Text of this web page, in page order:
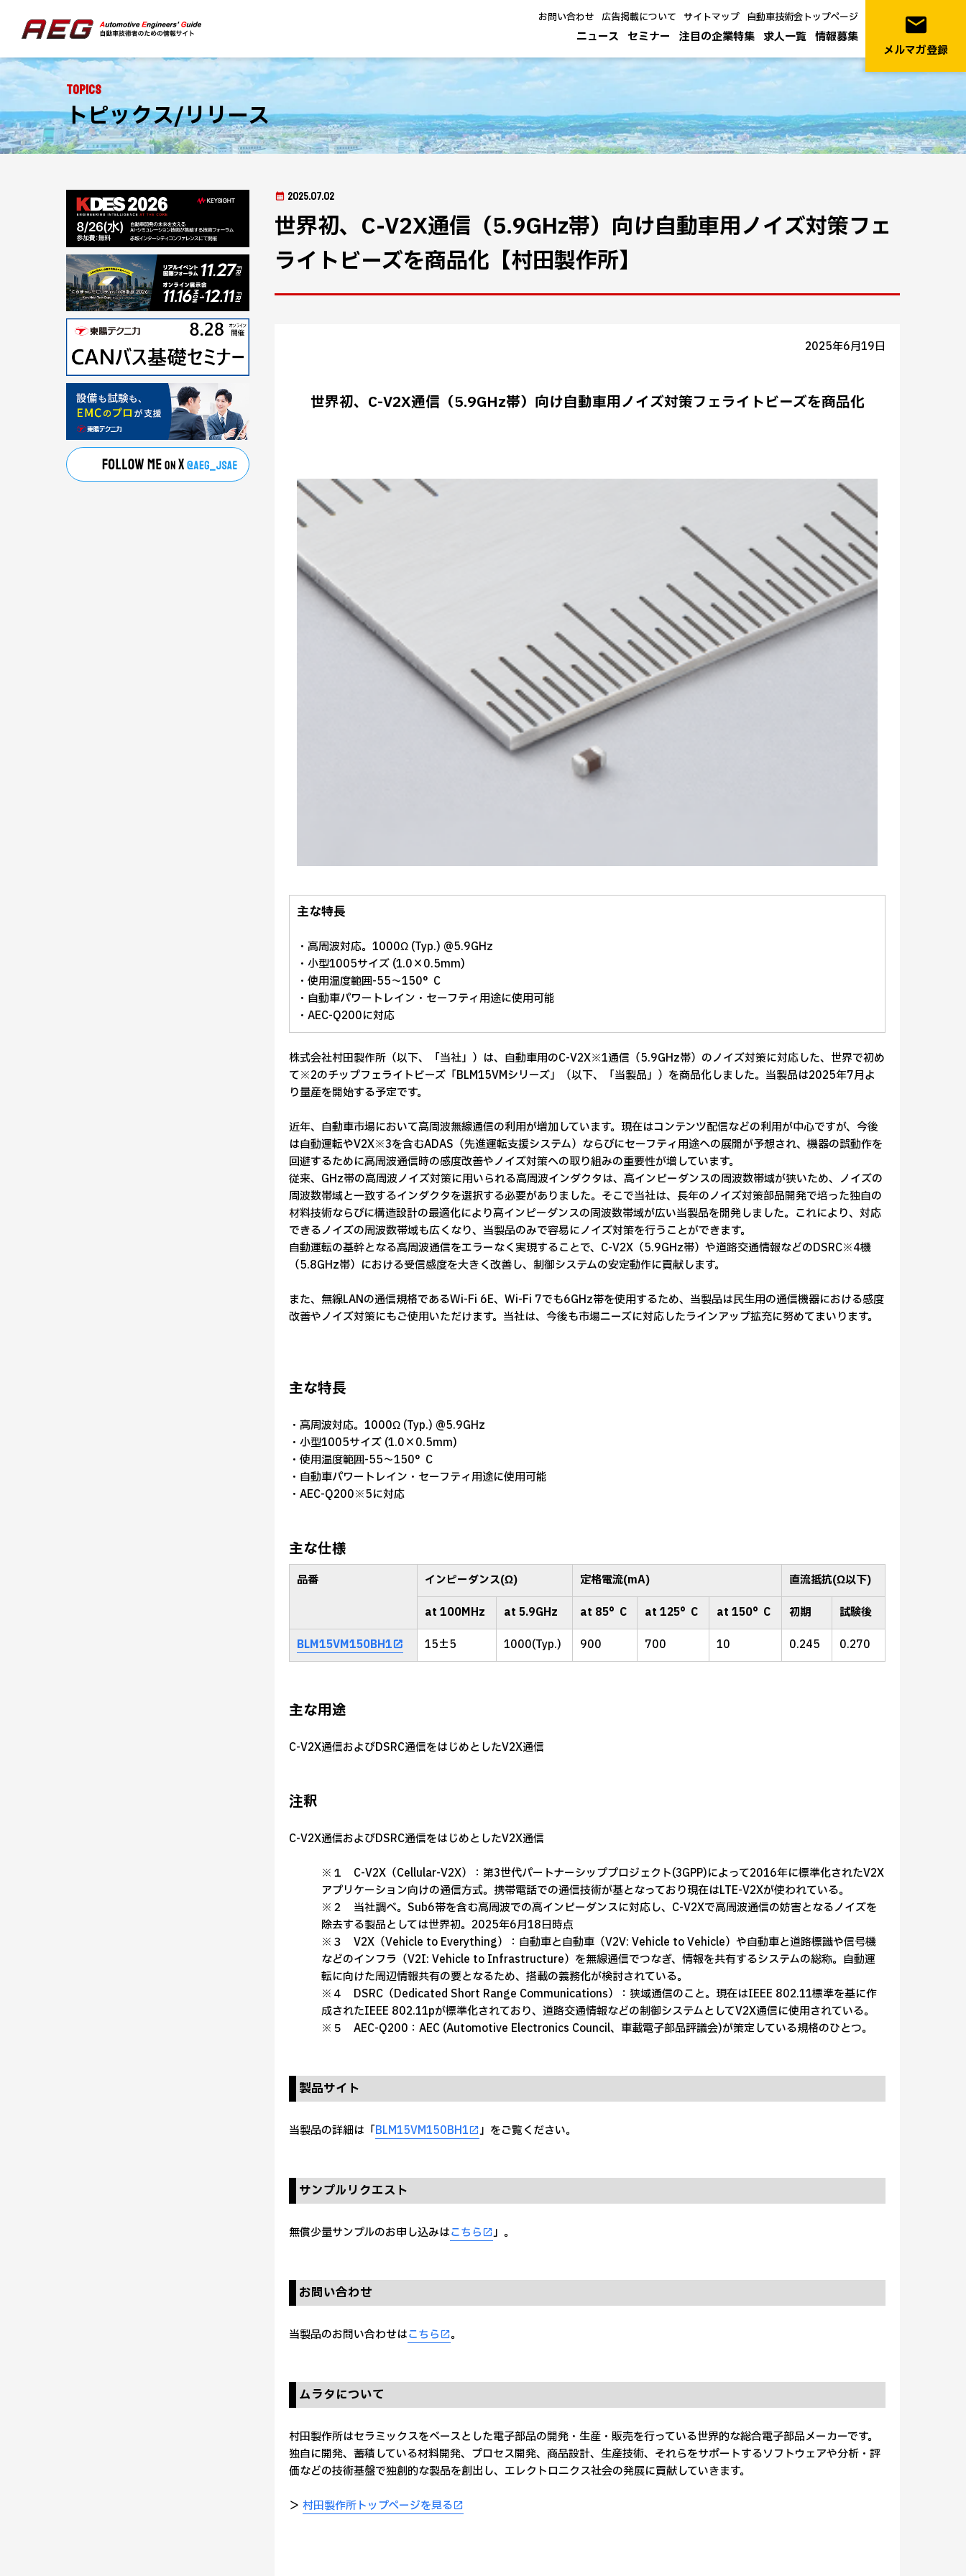
ニュース セミナー 注目の企業特集 求人一覧 情報募集
お問い合わせ 広告掲載について サイトマップ 自動車技術会トップページ email
メルマガ登録
Topics
トピックス/リリース
2025.07.02
世界初、C-V2X通信（5.9GHz帯）向け自動車用ノイズ対策フェ
ライトビーズを商品化【村田製作所】
2025年6月19日
世界初、C-V2X通信（5.9GHz帯）向け自動車用ノイズ対策フェライトビーズを商品化
主な特長
・高周波対応。1000Ω (Typ.) @5.9GHz
・小型1005サイズ (1.0×0.5mm)
・使用温度範囲-55～150°C
・自動車パワートレイン・セーフティ用途に使用可能
・AEC-Q200に対応
株式会社村田製作所（以下、「当社」）は、自動車用のC-V2X※1通信（5.9GHz帯）のノイズ対策に対応した、世界で初め
て※2のチップフェライトビーズ「BLM15VMシリーズ」（以下、「当製品」）を商品化しました。当製品は2025年7月よ
り量産を開始する予定です。
近年、自動車市場において高周波無線通信の利用が増加しています。現在はコンテンツ配信などの利用が中心ですが、今後
は自動運転やV2X※3を含むADAS（先進運転支援システム）ならびにセーフティ用途への展開が予想され、機器の誤動作を
回避するために高周波通信時の感度改善やノイズ対策への取り組みの重要性が増しています。
従来、GHz帯の高周波ノイズ対策に用いられる高周波インダクタは、高インピーダンスの周波数帯域が狭いため、ノイズの
周波数帯域と一致するインダクタを選択する必要がありました。そこで当社は、長年のノイズ対策部品開発で培った独自の
材料技術ならびに構造設計の最適化により高インピーダンスの周波数帯域が広い当製品を開発しました。これにより、対応
できるノイズの周波数帯域も広くなり、当製品のみで容易にノイズ対策を行うことができます。
自動運転の基幹となる高周波通信をエラーなく実現することで、C-V2X（5.9GHz帯）や道路交通情報などのDSRC※4機
（5.8GHz帯）における受信感度を大きく改善し、制御システムの安定動作に貢献します。
また、無線LANの通信規格であるWi-Fi 6E、Wi-Fi 7でも6GHz帯を使用するため、当製品は民生用の通信機器における感度
改善やノイズ対策にもご使用いただけます。当社は、今後も市場ニーズに対応したラインアップ拡充に努めてまいります。
主な特長
・高周波対応。1000Ω (Typ.) @5.9GHz
・小型1005サイズ (1.0×0.5mm)
・使用温度範囲-55～150°C
・自動車パワートレイン・セーフティ用途に使用可能
・AEC-Q200※5に対応
主な仕様
品番 インピーダンス(Ω) 定格電流(mA)
直流抵抗(Ω以下)
at 100MHz
at 5.9GHz at 85°C at 125°C at 150°C 初期
試験後
BLM15VM150BH1
15±5 1000(Typ.) 900 700 10 0.245 0.270
主な用途
C-V2X通信およびDSRC通信をはじめとしたV2X通信
注釈
C-V2X通信およびDSRC通信をはじめとしたV2X通信
※１ C-V2X（Cellular-V2X）：第3世代パートナーシッププロジェクト(3GPP)によって2016年に標準化されたV2X
アプリケーション向けの通信方式。携帯電話での通信技術が基となっており現在はLTE-V2Xが使われている。
※２ 当社調べ。Sub6帯を含む高周波での高インピーダンスに対応し、C-V2Xで高周波通信の妨害となるノイズを
除去する製品としては世界初。2025年6月18日時点
※３ V2X（Vehicle to Everything）：自動車と自動車（V2V: Vehicle to Vehicle）や自動車と道路標識や信号機
などのインフラ（V2I: Vehicle to Infrastructure）を無線通信でつなぎ、情報を共有するシステムの総称。自動運
転に向けた周辺情報共有の要となるため、搭載の義務化が検討されている。
※４ DSRC（Dedicated Short Range Communications）：狭域通信のこと。現在はIEEE 802.11標準を基に作
成されたIEEE 802.11pが標準化されており、道路交通情報などの制御システムとしてV2X通信に使用されている。
※５ AEC-Q200：AEC (Automotive Electronics Council、車載電子部品評議会)が策定している規格のひとつ。
製品サイト
当製品の詳細は「BLM15VM150BH1 」をご覧ください。
サンプルリクエスト
無償少量サンプルのお申し込みはこちら 」。
お問い合わせ
当製品のお問い合わせはこちら 。
ムラタについて
村田製作所はセラミックスをベースとした電子部品の開発・生産・販売を行っている世界的な総合電子部品メーカーです。
独自に開発、蓄積している材料開発、プロセス開発、商品設計、生産技術、それらをサポートするソフトウェアや分析・評
価などの技術基盤で独創的な製品を創出し、エレクトロニクス社会の発展に貢献していきます。
＞ 村田製作所トップページを見る